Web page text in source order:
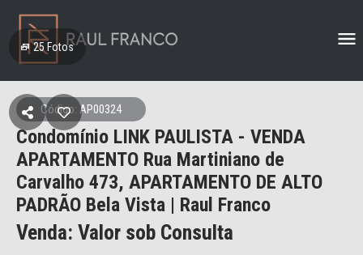
25 Fotos
Código: AP00324
Condomínio LINK PAULISTA - VENDA
APARTAMENTO Rua Martiniano de
Carvalho 473, APARTAMENTO DE ALTO
PADRÃO Bela Vista | Raul Franco
Venda: Valor sob Consulta